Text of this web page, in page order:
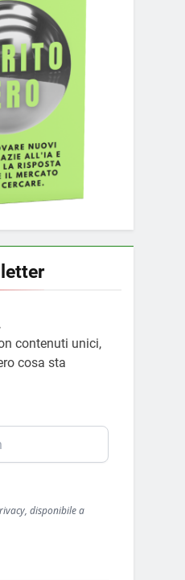
contenuti unici,
cosa sta